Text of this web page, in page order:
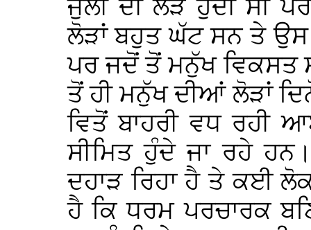
ਜੁੱਲੀ ਦੀ ਲੋੜ ਹੁੰਦੀ ਸੀ
ਲੋੜਾਂ ਬਹੁਤ ਘੱਟ ਸਨ ਤੇ ਉਸ
ਪਰ ਜਦੋਂ ਤੋਂ ਮਨੁੱਖ ਵਿਕਸਤ
ਤੋਂ ਹੀ ਮਨੁੱਖ ਦੀਆਂ ਲੋੜਾਂ
ਵਿਤੋਂ ਬਾਹਰੀ ਵਧ ਰਹੀ
ਸੀਮਿਤ ਹੁੰਦੇ ਜਾ ਰਹੇ
ਦਹਾੜ ਰਿਹਾ ਹੈ ਤੇ ਕਈ
ਹੈ ਕਿ ਧਰਮ ਪਰਚਾਰਕ